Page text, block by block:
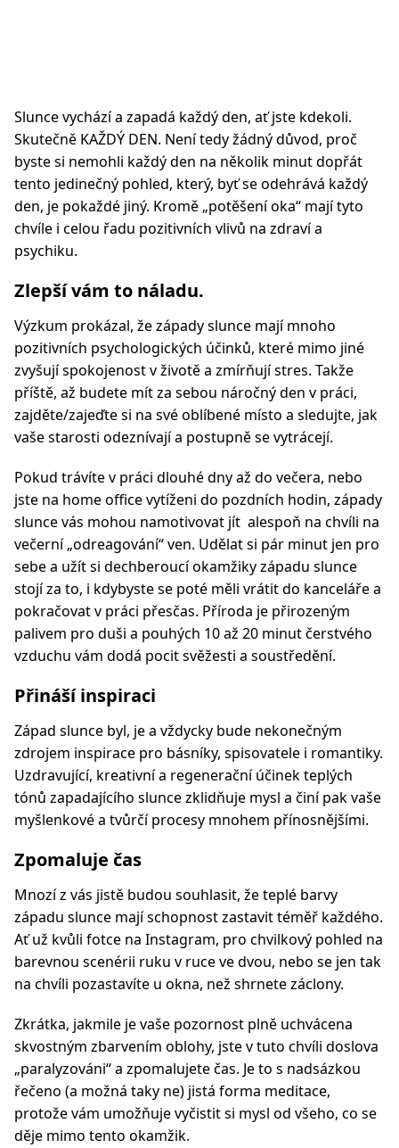
Slunce vychází a zapadá každý den, ať jste kdekoli.
Skutečně KAŽDÝ DEN. Není tedy žádný důvod, proč
byste si nemohli každý den na několik minut dopřát
tento jedinečný pohled, který, byť se odehrává každý
den, je pokaždé jiný. Kromě „potěšení oka“ mají tyto
chvíle i celou řadu pozitivních vlivů na zdraví a
psychiku.
Zlepší vám to náladu.
Výzkum prokázal, že západy slunce mají mnoho
pozitivních psychologických účinků, které mimo jiné
zvyšují spokojenost v životě a zmírňují stres. Takže
příště, až budete mít za sebou náročný den v práci,
zajděte/zajeďte si na své oblíbené místo a sledujte, jak
vaše starosti odeznívají a postupně se vytrácejí.
Pokud trávíte v práci dlouhé dny až do večera, nebo
jste na home office vytíženi do pozdních hodin, západy
slunce vás mohou namotivovat jít alespoň na chvíli na
večerní „odreagování“ ven. Udělat si pár minut jen pro
sebe a užít si dechberoucí okamžiky západu slunce
stojí za to, i kdybyste se poté měli vrátit do kanceláře a
pokračovat v práci přesčas. Příroda je přirozeným
palivem pro duši a pouhých 10 až 20 minut čerstvého
vzduchu vám dodá pocit svěžesti a soustředění.
Přináší inspiraci
Západ slunce byl, je a vždycky bude nekonečným
zdrojem inspirace pro básníky, spisovatele i romantiky.
Uzdravující, kreativní a regenerační účinek teplých
tónů zapadajícího slunce zklidňuje mysl a činí pak vaše
myšlenkové a tvůrčí procesy mnohem přínosnějšími.
Zpomaluje čas
Mnozí z vás jistě budou souhlasit, že teplé barvy
západu slunce mají schopnost zastavit téměř každého.
Ať už kvůli fotce na Instagram, pro chvilkový pohled na
barevnou scenérii ruku v ruce ve dvou, nebo se jen tak
na chvíli pozastavíte u okna, než shrnete záclony.
Zkrátka, jakmile je vaše pozornost plně uchvácena
skvostným zbarvením oblohy, jste v tuto chvíli doslova
„paralyzováni“ a zpomalujete čas. Je to s nadsázkou
řečeno (a možná taky ne) jistá forma meditace,
protože vám umožňuje vyčistit si mysl od všeho, co se
děje mimo tento okamžik.